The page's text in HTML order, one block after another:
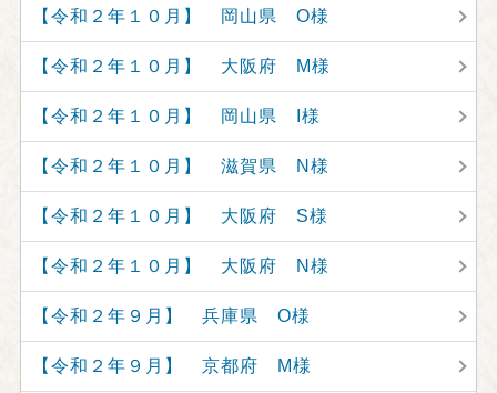
【令和２年１０月】 岡山県 O様
【令和２年１０月】 大阪府 M様
【令和２年１０月】 岡山県 I様
【令和２年１０月】 滋賀県 N様
【令和２年１０月】 大阪府 S様
【令和２年１０月】 大阪府 N様
【令和２年９月】 兵庫県 O様
【令和２年９月】 京都府 M様